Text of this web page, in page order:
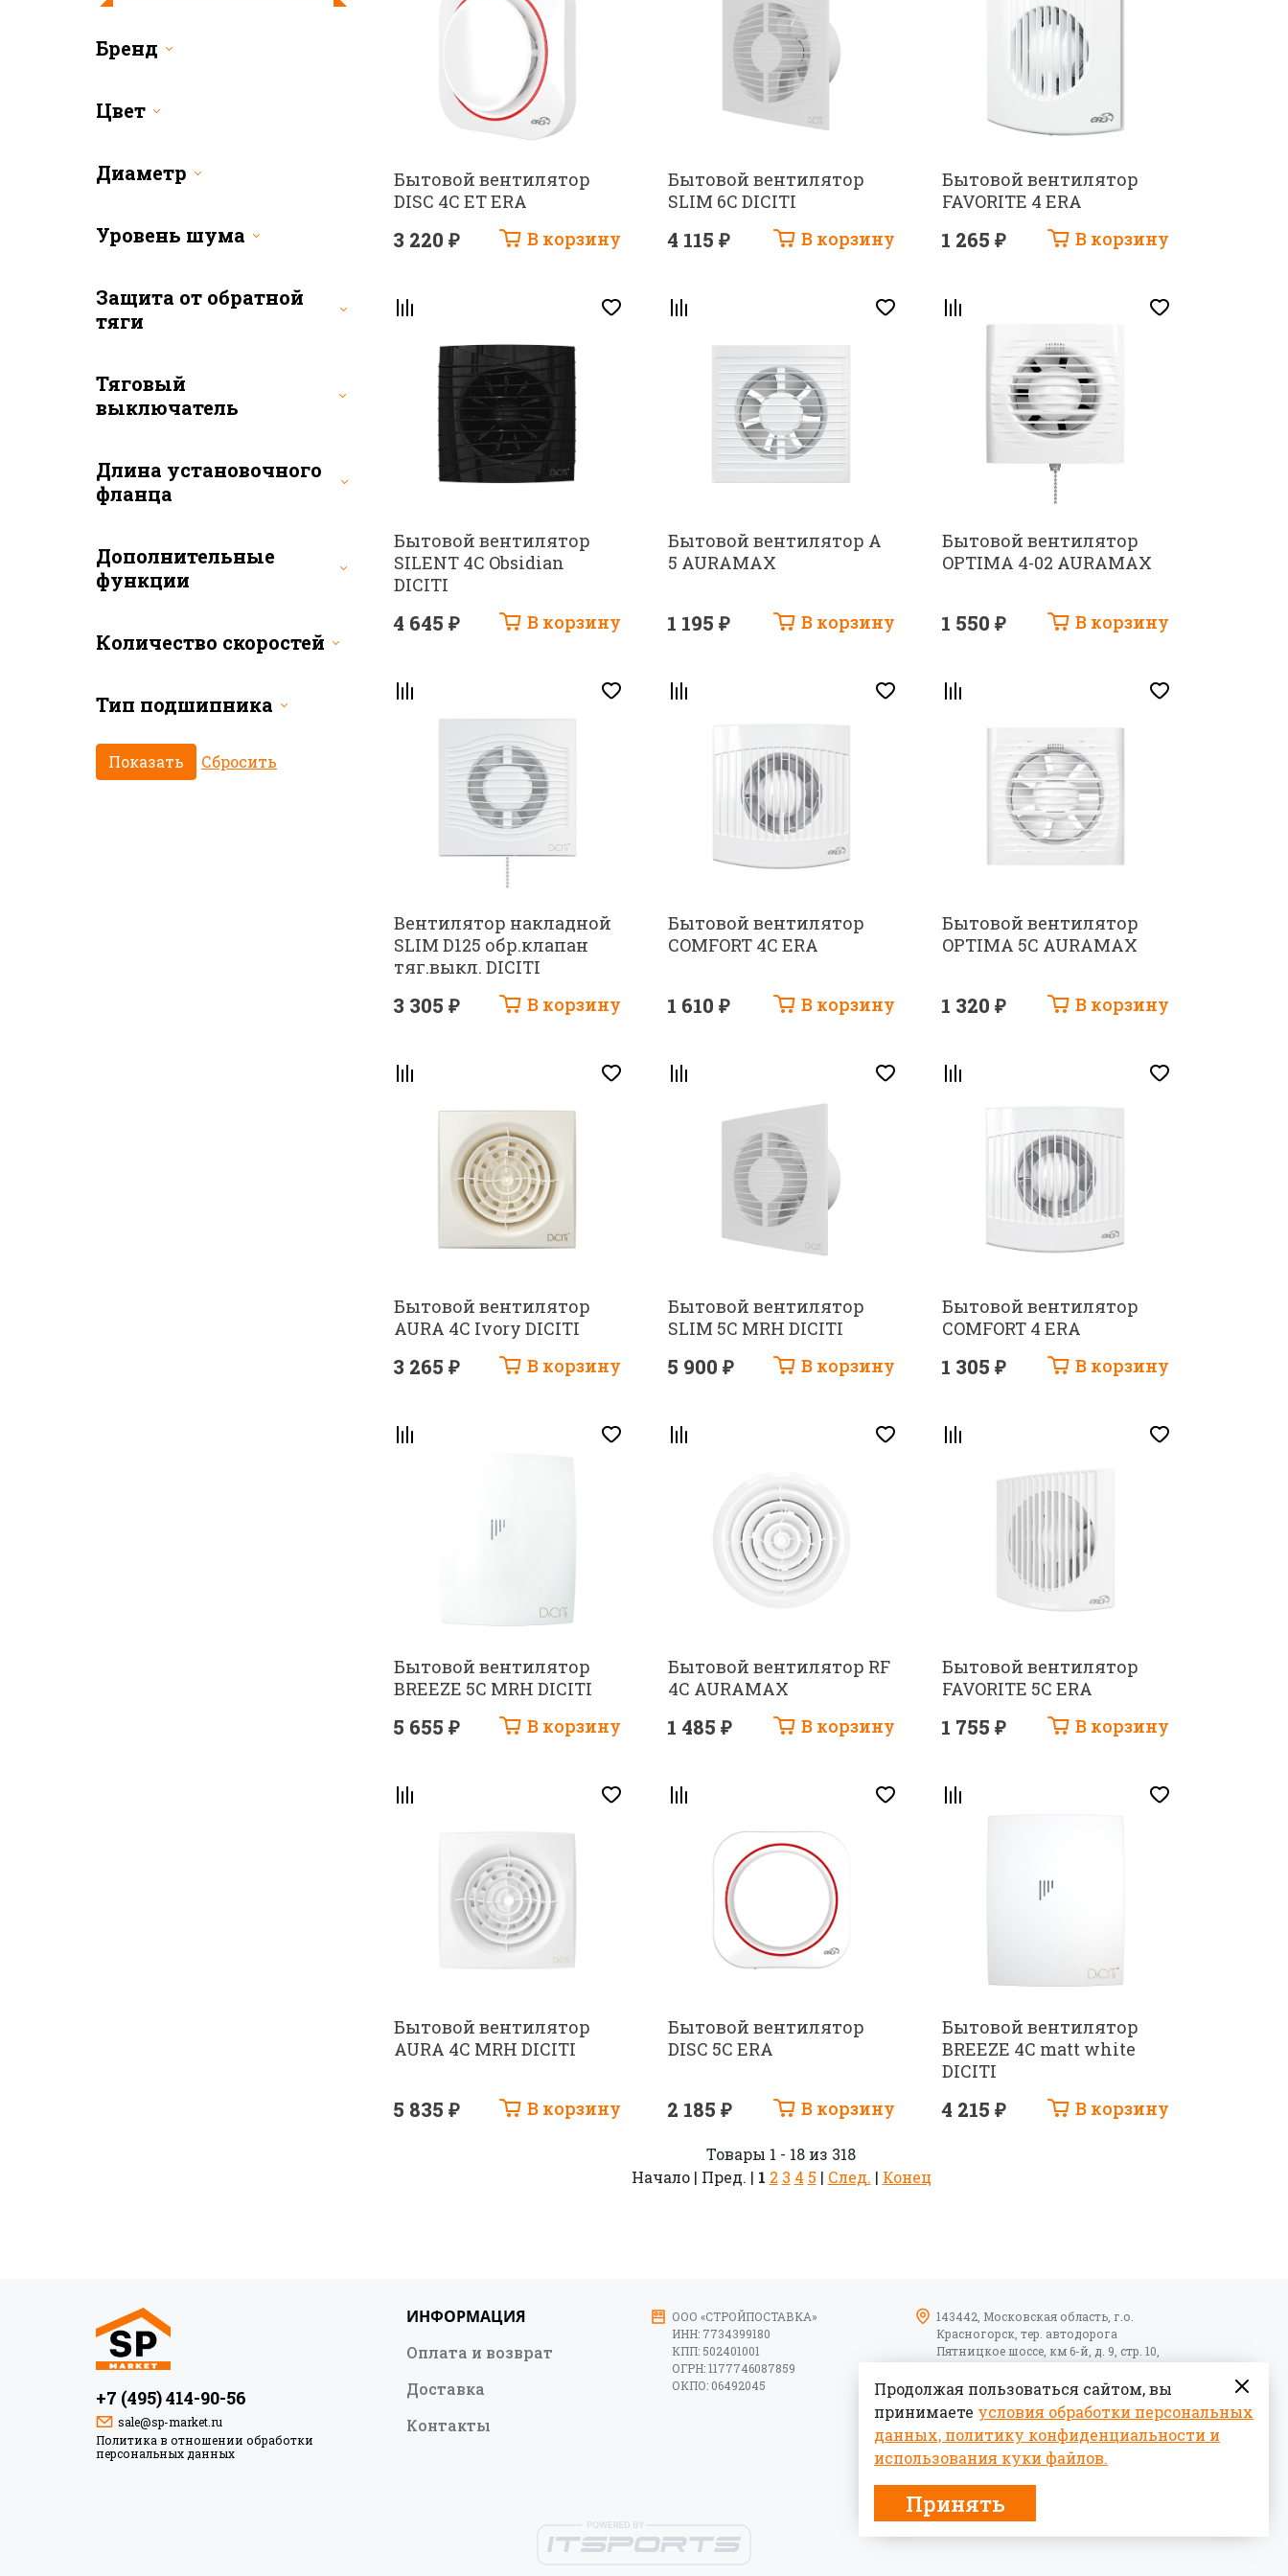
Система оцинкованных каналов
Экраны радиаторные
Бренд
Цвет
Диаметр
Уровень шума
Защита от обратной
тяги
Тяговый
выключатель
Длина установочного
фланца
Дополнительные
функции
Количество скоростей
Тип подшипника
Бытовой вентилятор
DISC 4C ET ERA
3 220 ₽ В корзину
Бытовой вентилятор
SLIM 6C DICITI
4 115 ₽ В корзину
Бытовой вентилятор
FAVORITE 4 ERA
1 265 ₽ В корзину
Бытовой вентилятор
SILENT 4C Obsidian
DICITI
4 645 ₽ В корзину
Бытовой вентилятор A
5 AURAMAX
1 195 ₽ В корзину
Бытовой вентилятор
OPTIMA 4-02 AURAMAX
1 550 ₽ В корзину
Вентилятор накладной
SLIM D125 обр.клапан
тяг.выкл. DICITI
3 305 ₽ В корзину
Бытовой вентилятор
COMFORT 4C ERA
1 610 ₽ В корзину
Бытовой вентилятор
OPTIMA 5C AURAMAX
1 320 ₽ В корзину
Бытовой вентилятор
AURA 4C Ivory DICITI
3 265 ₽ В корзину
Бытовой вентилятор
SLIM 5C MRH DICITI
5 900 ₽ В корзину
Бытовой вентилятор
COMFORT 4 ERA
1 305 ₽ В корзину
Бытовой вентилятор
BREEZE 5C MRH DICITI
5 655 ₽ В корзину
Бытовой вентилятор RF
4C AURAMAX
1 485 ₽ В корзину
Бытовой вентилятор
FAVORITE 5C ERA
1 755 ₽ В корзину
Бытовой вентилятор
AURA 4C MRH DICITI
5 835 ₽ В корзину
Бытовой вентилятор
DISC 5C ERA
2 185 ₽ В корзину
Бытовой вентилятор
BREEZE 4C matt white
DICITI
4 215 ₽ В корзину
Товары 1 - 18 из 318
Начало | Пред. | 1 2 3 4 5 | След. | Конец
+7 (495) 414-90-56
sale@sp-market.ru
Политика в отношении обработки
персональных данных
ИНФОРМАЦИЯ
Оплата и возврат
Доставка
Контакты
ООО «СТРОЙПОСТАВКА»
ИНН: 7734399180
КПП: 502401001
ОГРН: 1177746087859
ОКПО: 06492045
143442, Московская область, г.о.
Красногорск, тер. автодорога
Пятницкое шоссе, км 6-й, д. 9, стр. 10,
09:00-18:00 пн-пт
Продолжая пользоваться сайтом, вы
принимаете условия обработки персональных
данных, политику конфиденциальности и
использования куки файлов.
Принять